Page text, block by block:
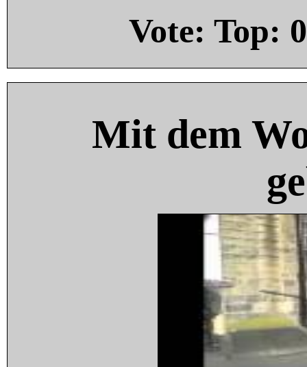
Vote: Top: 0
Mit dem